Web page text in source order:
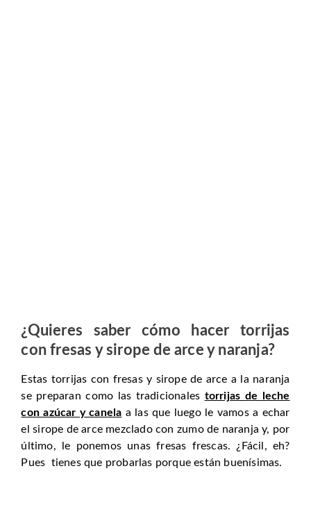
¿Quieres saber cómo hacer torrijas
con fresas y sirope de arce y naranja?
Estas torrijas con fresas y sirope de arce a la naranja
se preparan como las tradicionales torrijas de leche
con azúcar y canela a las que luego le vamos a echar
el sirope de arce mezclado con zumo de naranja y, por
último, le ponemos unas fresas frescas. ¿Fácil, eh?
Pues tienes que probarlas porque están buenísimas.